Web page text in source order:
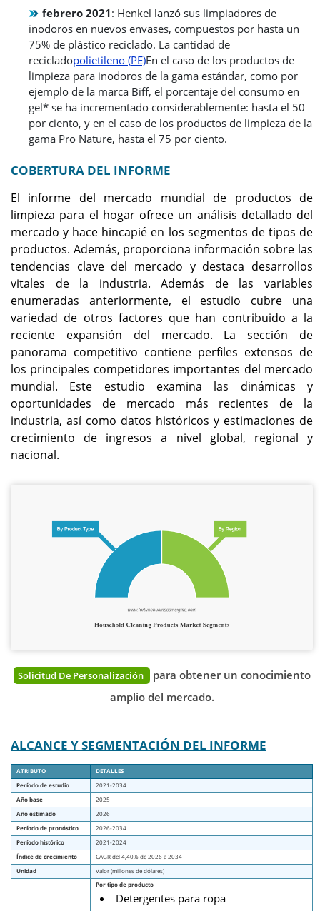
febrero 2021: Henkel lanzó sus limpiadores de
inodoros en nuevos envases, compuestos por hasta un
75% de plástico reciclado. La cantidad de
recicladopolietileno (PE)En el caso de los productos de
limpieza para inodoros de la gama estándar, como por
ejemplo de la marca Biff, el porcentaje del consumo en
gel* se ha incrementado considerablemente: hasta el 50
por ciento, y en el caso de los productos de limpieza de la
gama Pro Nature, hasta el 75 por ciento.
COBERTURA DEL INFORME
El informe del mercado mundial de productos de
limpieza para el hogar ofrece un análisis detallado del
mercado y hace hincapié en los segmentos de tipos de
productos. Además, proporciona información sobre las
tendencias clave del mercado y destaca desarrollos
vitales de la industria. Además de las variables
enumeradas anteriormente, el estudio cubre una
variedad de otros factores que han contribuido a la
reciente expansión del mercado. La sección de
panorama competitivo contiene perfiles extensos de
los principales competidores importantes del mercado
mundial. Este estudio examina las dinámicas y
oportunidades de mercado más recientes de la
industria, así como datos históricos y estimaciones de
crecimiento de ingresos a nivel global, regional y
nacional.
Solicitud De Personalización para obtener un conocimiento
amplio del mercado.
ALCANCE Y SEGMENTACIÓN DEL INFORME
ATRIBUTO
DETALLES
Período de estudio
2021-2034
Año base
2025
Año estimado
2026
Período de pronóstico
2026-2034
Período histórico
2021-2024
Índice de crecimiento
CAGR del 4,40% de 2026 a 2034
Unidad
Valor (millones de dólares)
Por tipo de producto
Detergentes para ropa